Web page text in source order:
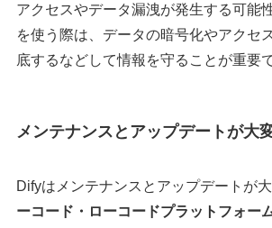
アクセスやデータ漏洩が発生する可能
を使う際は、データの暗号化やアクセ
底するなどして情報を守ることが重要で
メンテナンスとアップデートが大
Difyはメンテナンスとアップデートが大
ーコード・ローコードプラットフォー